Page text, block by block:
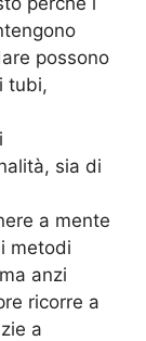
possono
tubi,
sia di
a mente
metodi
anzi
ricorre a
a